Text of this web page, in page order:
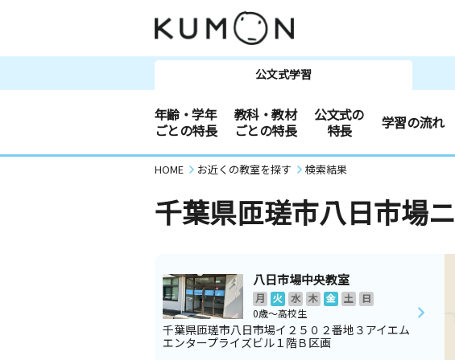
公文式学習
年齢・学年
ごとの特長
教科・教材
ごとの特長
公文式の
特長
学習の流れ
HOME お近くの教室を探す 検索結果
千葉県匝瑳市八日市場ニ
八日市場中央教室
月 火 水 木 金 土
日
0歳～高校生
千葉県匝瑳市八日市場イ２５０２番地３アイエム
エンタープライズビル１階Ｂ区画